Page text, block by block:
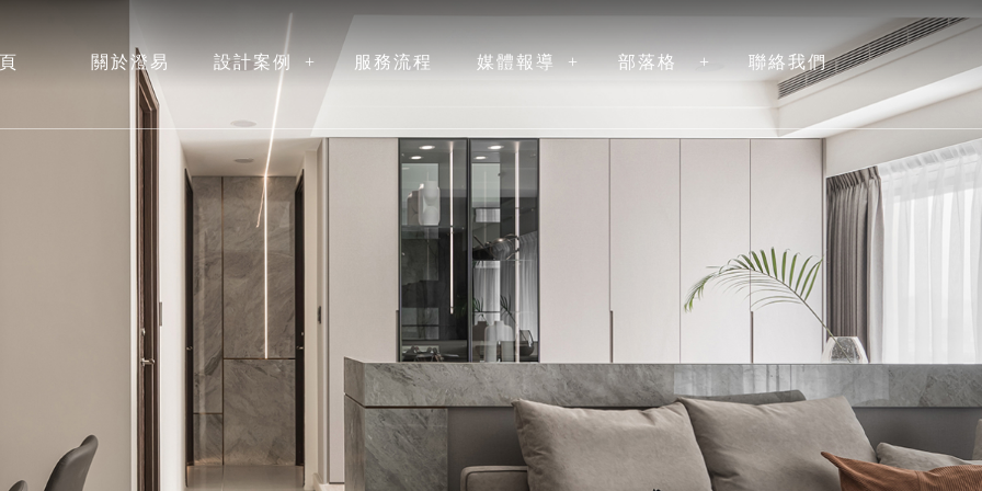
關於澄易
ABOUT
設計案例
ALBUM
服務流程 媒體報導 部落格 聯絡我們
CONTACT